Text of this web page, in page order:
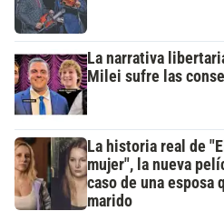
La narrativa
Milei sufre las
La historia real de
mujer", la nueva
caso de una esposa
marido